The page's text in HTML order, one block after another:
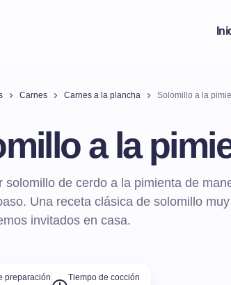
Carnes Carnes a la plancha Solomillo a la
a la
solomillo de cerdo a la pimienta de
Una receta clásica de solomillo
invitados en casa.
preparación Tiempo de cocción